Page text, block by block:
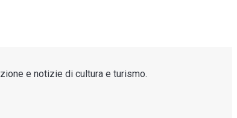
e notizie di cultura e turismo.